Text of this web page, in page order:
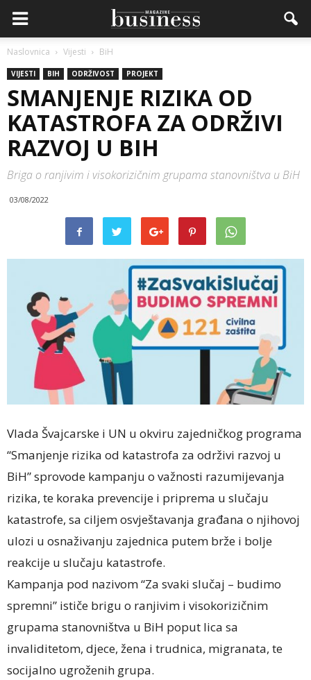
Naslovnica Vijesti BiH
VIJESTI BIH ODRŽIVOST PROJEKT
SMANJENJE RIZIKA OD
KATASTROFA ZA ODRŽIVI
RAZVOJ U BIH
Briga o ranjivim i visokorizičnim grupama stanovništva u BiH
03/08/2022
Vlada Švajcarske i UN u okviru zajedničkog programa
“Smanjenje rizika od katastrofa za održivi razvoj u
BiH” sprovode kampanju o važnosti razumijevanja
rizika, te koraka prevencije i priprema u slučaju
katastrofe, sa ciljem osvještavanja građana o njihovoj
ulozi u osnaživanju zajednica putem brže i bolje
reakcije u slučaju katastrofe.
Kampanja pod nazivom “Za svaki slučaj – budimo
spremni” ističe brigu o ranjivim i visokorizičnim
grupama stanovništva u BiH poput lica sa
invaliditetom, djece, žena i trudnica, migranata, te
socijalno ugroženih grupa.